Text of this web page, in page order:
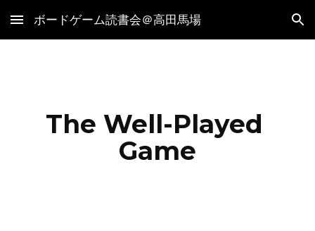
Skip to main content Skip to navigation
ボードゲーム読書会＠高田馬場
The Well-Played
Game